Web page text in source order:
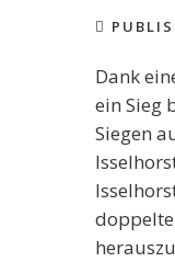
Dank
ein Sieg
Siegen